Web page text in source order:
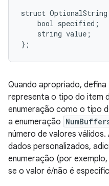
struct
    bool specified;
    string value;
Quando apropriado,
representa o tipo do item
enumeração como o tipo
a enumeração
número de valores
dados personalizados,
enumeração (por exemplo,
se o valor é/não é